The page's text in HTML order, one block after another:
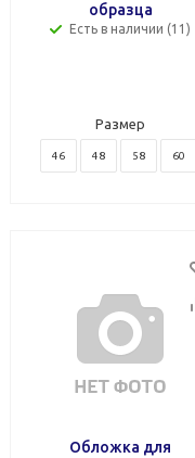
образца
Есть в наличии (11)
Размер
46 48 58 60
Обложка для